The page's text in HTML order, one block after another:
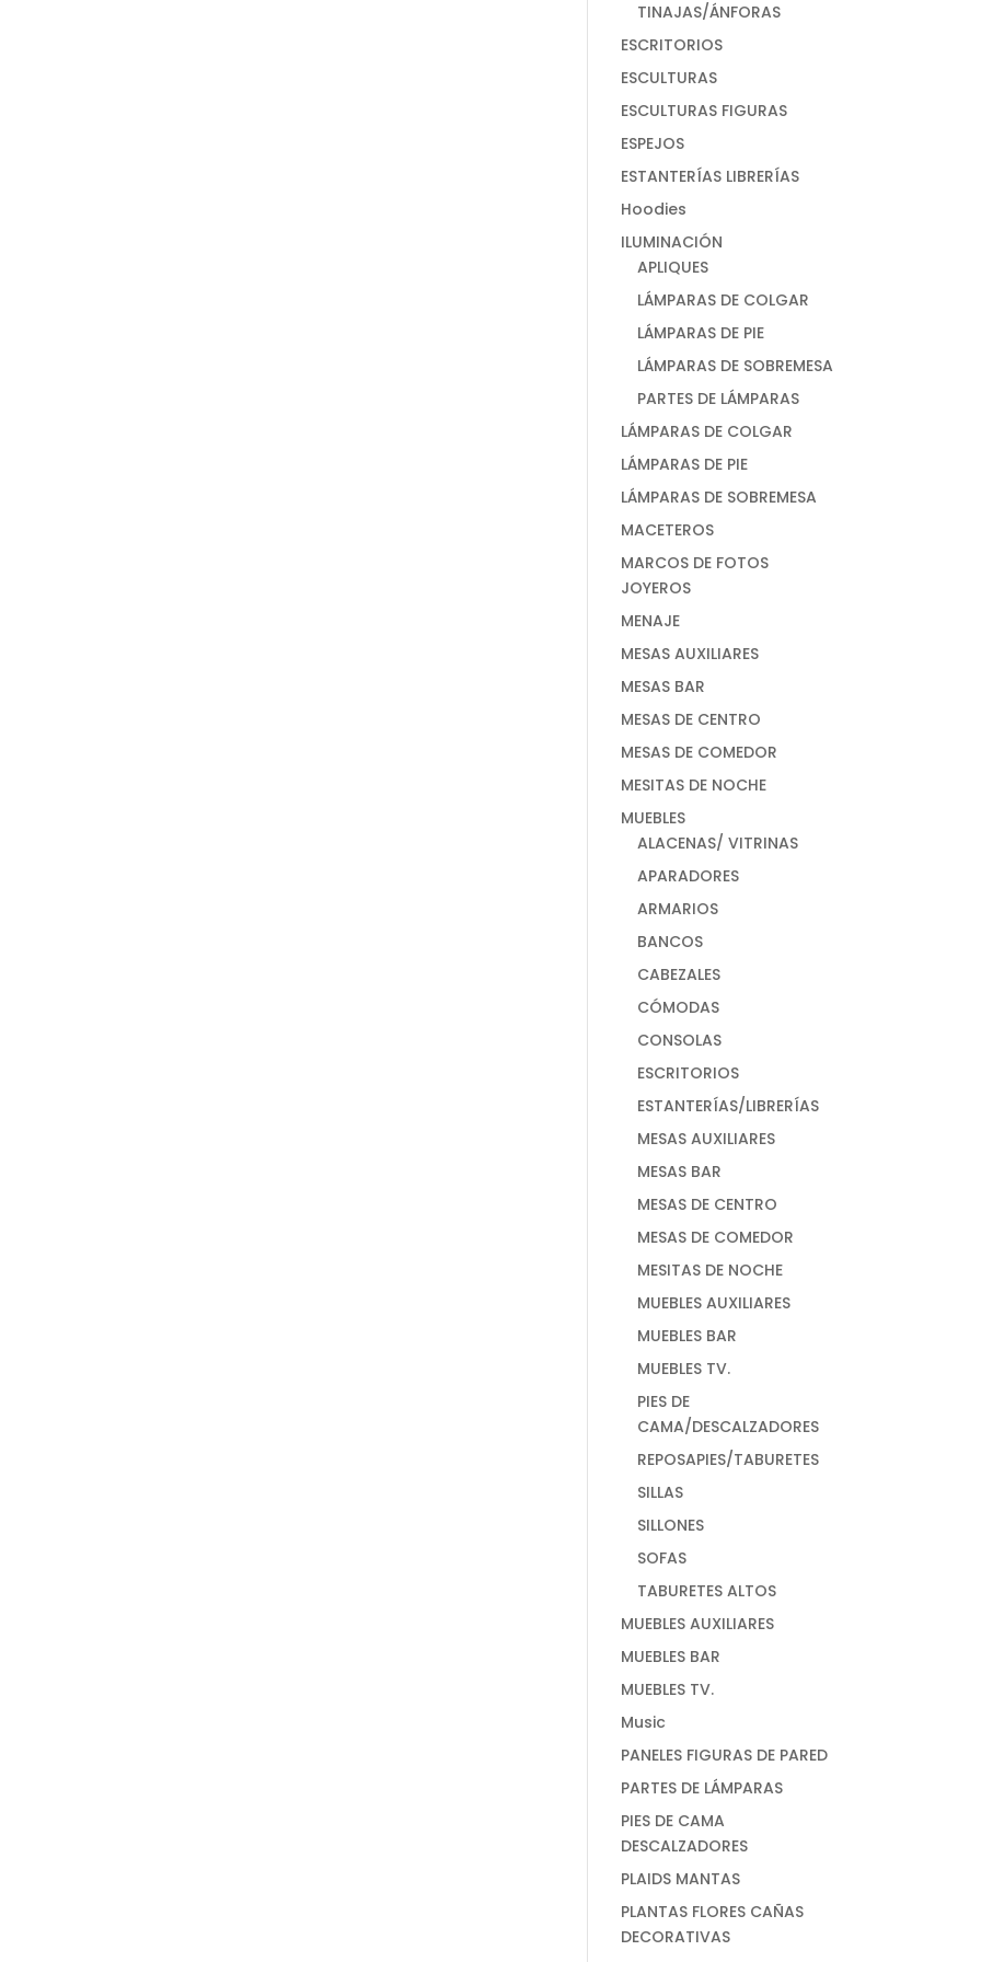
TINAJAS/ÁNFORAS
ESCRITORIOS
ESCULTURAS
ESCULTURAS FIGURAS
ESPEJOS
ESTANTERÍAS LIBRERÍAS
Hoodies
ILUMINACIÓN
APLIQUES
LÁMPARAS DE COLGAR
LÁMPARAS DE PIE
LÁMPARAS DE SOBREMESA
PARTES DE LÁMPARAS
LÁMPARAS DE COLGAR
LÁMPARAS DE PIE
LÁMPARAS DE SOBREMESA
MACETEROS
MARCOS DE FOTOS
JOYEROS
MENAJE
MESAS AUXILIARES
MESAS BAR
MESAS DE CENTRO
MESAS DE COMEDOR
MESITAS DE NOCHE
MUEBLES
ALACENAS/ VITRINAS
APARADORES
ARMARIOS
BANCOS
CABEZALES
CÓMODAS
CONSOLAS
ESCRITORIOS
ESTANTERÍAS/LIBRERÍAS
MESAS AUXILIARES
MESAS BAR
MESAS DE CENTRO
MESAS DE COMEDOR
MESITAS DE NOCHE
MUEBLES AUXILIARES
MUEBLES BAR
MUEBLES TV.
PIES DE
CAMA/DESCALZADORES
REPOSAPIES/TABURETES
SILLAS
SILLONES
SOFAS
TABURETES ALTOS
MUEBLES AUXILIARES
MUEBLES BAR
MUEBLES TV.
Music
PANELES FIGURAS DE PARED
PARTES DE LÁMPARAS
PIES DE CAMA
DESCALZADORES
PLAIDS MANTAS
PLANTAS FLORES CAÑAS
DECORATIVAS